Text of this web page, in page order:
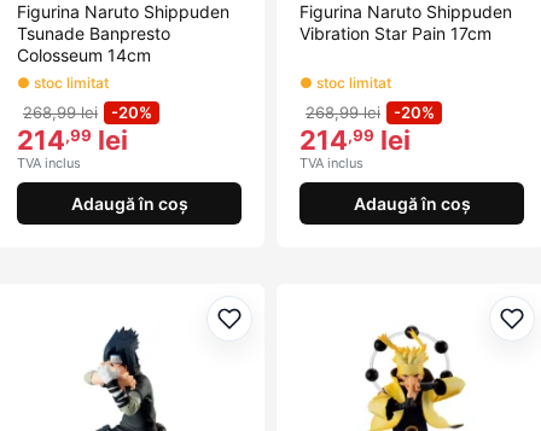
Figurina Naruto Shippuden
Tsunade Banpresto
Colosseum 14cm
● stoc limitat
268,99 lei -20%
214,99 lei
TVA inclus
Adaugă în coș
Figurina Naruto Shippuden
Vibration Star Pain 17cm
● stoc limitat
268,99 lei -20%
214,99 lei
TVA inclus
Adaugă în coș
Adaugă la favorite